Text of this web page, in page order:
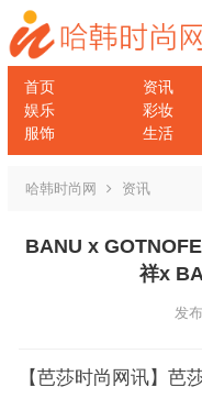
首页 资讯
娱乐
彩妆
服饰
生活
哈韩时尚网 资讯
BANU x
祥x
发
【芭莎时尚网讯】芭